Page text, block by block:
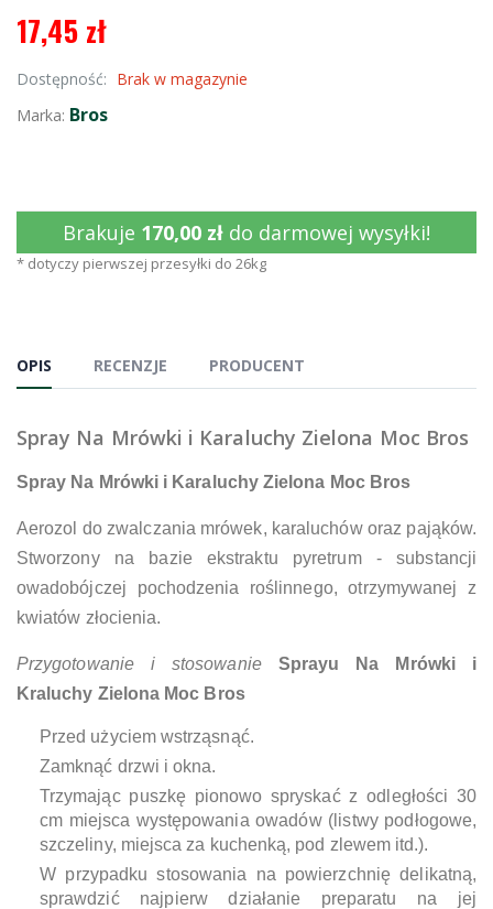
17,45 zł
Dostępność: Brak w magazynie
Marka: Bros
Brakuje 170,00 zł do darmowej wysyłki!
* dotyczy pierwszej przesyłki do 26kg
OPIS RECENZJE PRODUCENT
Spray Na Mrówki i Karaluchy Zielona Moc Bros
Spray Na Mrówki i Karaluchy Zielona Moc Bros
Aerozol do zwalczania mrówek, karaluchów oraz pająków.
Stworzony na bazie ekstraktu pyretrum - substancji
owadobójczej pochodzenia roślinnego, otrzymywanej z
kwiatów złocienia.
Przygotowanie i stosowanie
Sprayu Na Mrówki i
Kraluchy Zielona Moc Bros
Przed użyciem wstrząsnąć.
Zamknąć drzwi i okna.
Trzymając puszkę pionowo spryskać z odległości 30
cm miejsca występowania owadów (listwy podłogowe,
szczeliny, miejsca za kuchenką, pod zlewem itd.).
W przypadku stosowania na powierzchnię delikatną,
sprawdzić najpierw działanie preparatu na jej